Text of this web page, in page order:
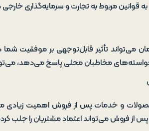
به قوانین مربوط به تجارت و سرمایه‌گذاری
می‌تواند تأثیر قابل‌توجهی بر موفقیت شما
و خواسته‌های مخاطبان محلی پاسخ می‌دهد،
و خدمات پس از فروش اهمیت زیادی
از فروش می‌تواند اعتماد مشتریان را جلب